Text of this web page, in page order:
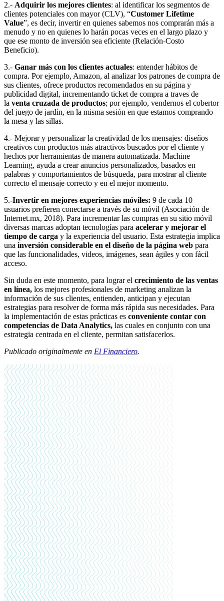
2.- Adquirir los mejores clientes: al identificar los segmentos de
clientes potenciales con mayor (CLV), “Customer Lifetime
Value”, es decir, invertir en quienes sabemos nos comprarán más a
menudo y no en quienes lo harán pocas veces en el largo plazo y
que ese monto de inversión sea eficiente (Relación-Costo
Beneficio).
3.- Ganar más con los clientes actuales: entender hábitos de
compra. Por ejemplo, Amazon, al analizar los patrones de compra de
sus clientes, ofrece productos recomendados en su página y
publicidad digital, incrementando ticket de compra a traves de
la venta cruzada de productos; por ejemplo, vendernos el cobertor
del juego de jardín, en la misma sesión en que estamos comprando
la mesa y las sillas.
4.- Mejorar y personalizar la creatividad de los mensajes: diseños
creativos con productos más atractivos buscados por el cliente y
hechos por herramientas de manera automatizada. Machine
Learning, ayuda a crear anuncios personalizados, basados en
palabras y comportamientos de búsqueda, para mostrar al cliente
correcto el mensaje correcto y en el mejor momento.
5.-Invertir en mejores experiencias móviles: 9 de cada 10
usuarios prefieren conectarse a través de su móvil (Asociación de
Internet.mx, 2018). Para incrementar las compras en su sitio móvil
diversas marcas adoptan tecnologías para acelerar y mejorar el
tiempo de carga y la experiencia del usuario. Esta estrategia implica
una inversión considerable en el diseño de la página web para
que las funcionalidades, videos, imágenes, sean ágiles y con fácil
acceso.
Sin duda en este momento, para lograr el crecimiento de las ventas
en línea, los mejores profesionales de marketing analizan la
información de sus clientes, entienden, anticipan y ejecutan
estrategias para resolver de forma más rápida sus necesidades. Para
la implementación de estas prácticas es conveniente contar con
competencias de Data Analytics, las cuales en conjunto con una
estrategia centrada en el cliente, permitan satisfacerlos.
Publicado originalmente en El Financiero.